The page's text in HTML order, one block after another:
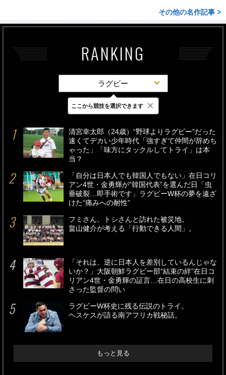
その他の名作記事 >
RANKING
ラグビー
最新 24時間 週間
清宮幸太郎（24歳）“野球よりラグビー”だった
速くてデカい少年時代「強すぎて仲間が辞めち
ゃった」「味方にタックルしてトライ」は本
当？
「自分は日本人でも韓国人でもない」在日コリ
アン4世・金勇輝が“韓国代表”を選んだ日「虫
垂破裂…即手術です」ラグビーW杯の夢を遠ざ
けた“痛みへの耐性”
フミさん、トシさんと訪れた被災地。
畠山健介が考える「行動できる人間」。
「それは、逆に日本人を差別しているんじゃな
いか？」大阪朝鮮ラグビー部“結束の絆”在日コ
リアン4世・金勇輝の証言…在日の高校生に刺
さった監督の問い
ラグビーW杯史に残る伝説のトライ。
ヘスケスが語る南アフリカ戦秘話。
もっと見る
ここから競技を選択できます ×